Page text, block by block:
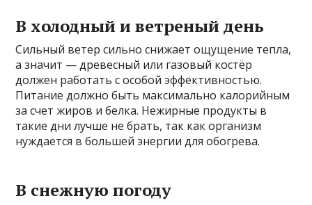
В холодный и ветреный день
Сильный ветер сильно снижает ощущение тепла,
а значит — древесный или газовый костёр
должен работать с особой эффективностью.
Питание должно быть максимально калорийным
за счет жиров и белка. Нежирные продукты в
такие дни лучше не брать, так как организм
нуждается в большей энергии для обогрева.
В снежную погоду